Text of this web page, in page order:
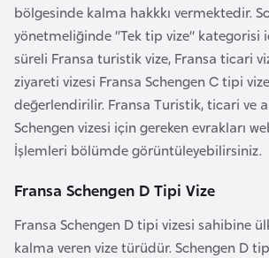
bölgesinde kalma hakkkı vermektedir.
yönetmeliğinde “Tek tip vize” kategorisi
süreli Fransa turistik vize, Fransa ticari
ziyareti vizesi Fransa Schengen C tipi
değerlendirilir. Fransa Turistik, ticari ve
Schengen vizesi için gereken evrakları
İşlemleri bölümde görüntüleyebilirsiniz.
Fransa Schengen D Tipi Vize
Fransa Schengen D tipi vizesi sahibine
kalma veren vize türüdür. Schengen D
E
r
m
e
n
i
s
a
n